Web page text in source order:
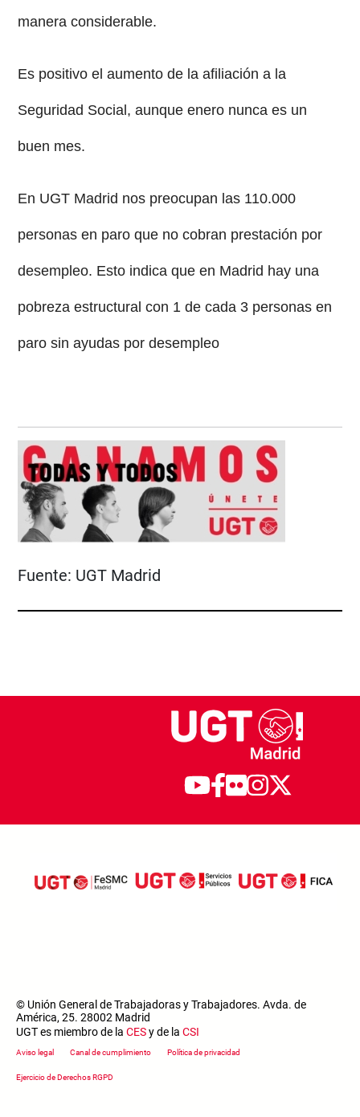
manera considerable.
Es positivo el aumento de la afiliación a la
Seguridad Social, aunque enero nunca es un
buen mes.
En UGT Madrid nos preocupan las 110.000
personas en paro que no cobran prestación por
desempleo. Esto indica que en Madrid hay una
pobreza estructural con 1 de cada 3 personas en
paro sin ayudas por desempleo
Fuente: UGT Madrid
© Unión General de Trabajadoras y Trabajadores. Avda. de
América, 25. 28002 Madrid
UGT es miembro de la CESy de la CSI
Footer menu
Aviso legal Canal de cumplimiento Política de privacidad
Ejercicio de Derechos RGPD